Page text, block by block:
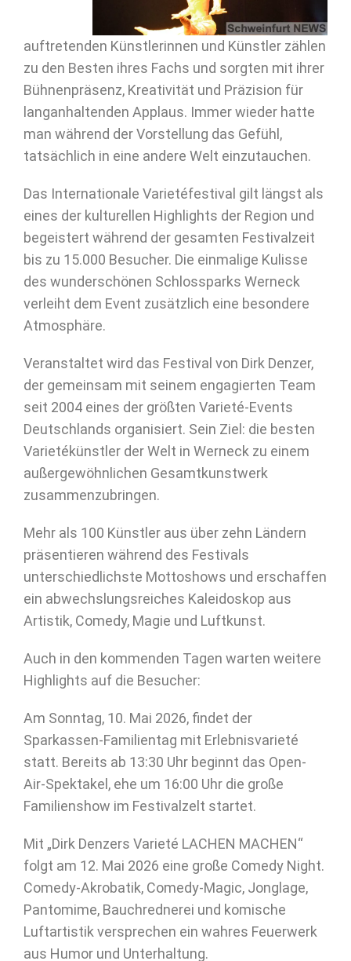
auftretenden Künstlerinnen und Künstler zählen
zu den Besten ihres Fachs und sorgten mit ihrer
Bühnenpräsenz, Kreativität und Präzision für
langanhaltenden Applaus. Immer wieder hatte
man während der Vorstellung das Gefühl,
tatsächlich in eine andere Welt einzutauchen.
Das Internationale Varietéfestival gilt längst als
eines der kulturellen Highlights der Region und
begeistert während der gesamten Festivalzeit
bis zu 15.000 Besucher. Die einmalige Kulisse
des wunderschönen Schlossparks Werneck
verleiht dem Event zusätzlich eine besondere
Atmosphäre.
Veranstaltet wird das Festival von Dirk Denzer,
der gemeinsam mit seinem engagierten Team
seit 2004 eines der größten Varieté-Events
Deutschlands organisiert. Sein Ziel: die besten
Varietékünstler der Welt in Werneck zu einem
außergewöhnlichen Gesamtkunstwerk
zusammenzubringen.
Mehr als 100 Künstler aus über zehn Ländern
präsentieren während des Festivals
unterschiedlichste Mottoshows und erschaffen
ein abwechslungsreiches Kaleidoskop aus
Artistik, Comedy, Magie und Luftkunst.
Auch in den kommenden Tagen warten weitere
Highlights auf die Besucher:
Am Sonntag, 10. Mai 2026, findet der
Sparkassen-Familientag mit Erlebnisvarieté
statt. Bereits ab 13:30 Uhr beginnt das Open-
Air-Spektakel, ehe um 16:00 Uhr die große
Familienshow im Festivalzelt startet.
Mit „Dirk Denzers Varieté LACHEN MACHEN“
folgt am 12. Mai 2026 eine große Comedy Night.
Comedy-Akrobatik, Comedy-Magic, Jonglage,
Pantomime, Bauchrednerei und komische
Luftartistik versprechen ein wahres Feuerwerk
aus Humor und Unterhaltung.